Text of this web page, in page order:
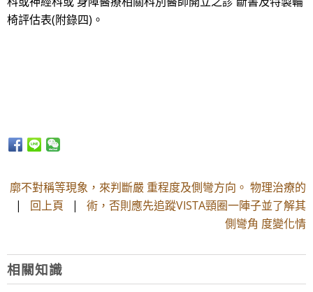
椅評估表(附錄四)。
廓不對稱等現象，來判斷嚴 重程度及側彎方向。 物理治療的
| 回上頁 | 術，否則應先追蹤VISTA頸圈一陣子並了解其
側彎角 度變化情
相關知識